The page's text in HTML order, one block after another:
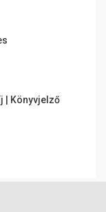
| Könyvjelző